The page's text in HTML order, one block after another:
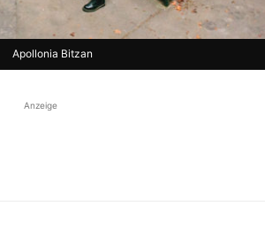
Apollonia Bitzan
Anzeige